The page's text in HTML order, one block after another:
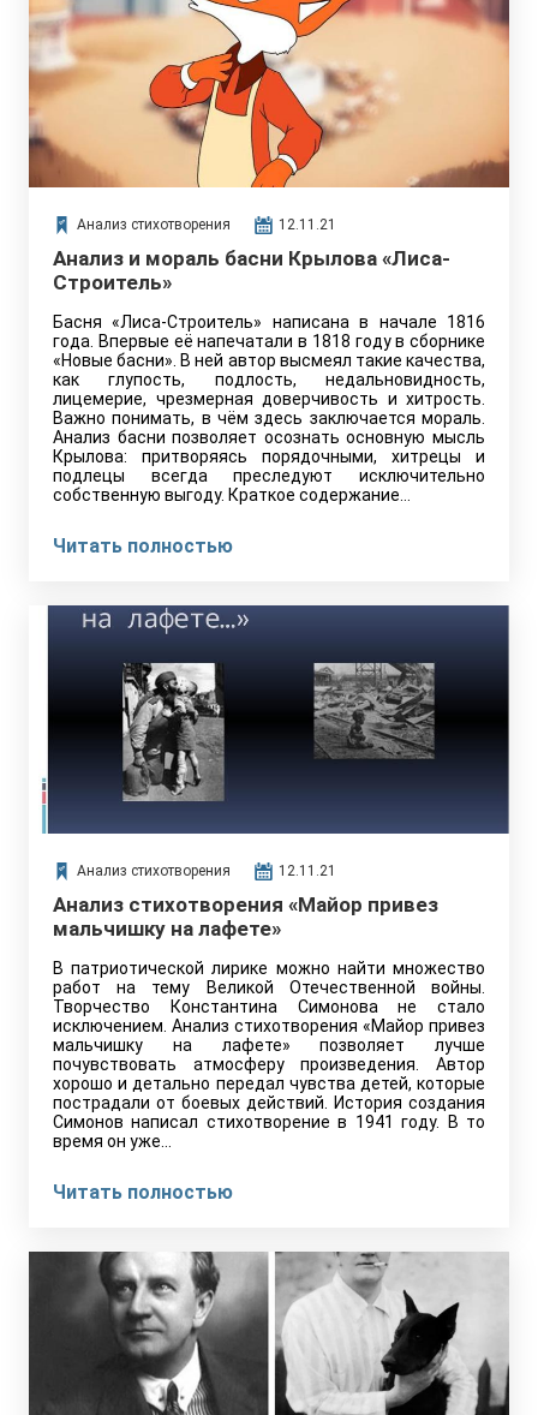
Анализ стихотворения 12.11.21
Анализ и мораль басни Крылова «Лиса-
Строитель»
Басня «Лиса-Строитель» написана в начале 1816
года. Впервые её напечатали в 1818 году в сборнике
«Новые басни». В ней автор высмеял такие качества,
как глупость, подлость, недальновидность,
лицемерие, чрезмерная доверчивость и хитрость.
Важно понимать, в чём здесь заключается мораль.
Анализ басни позволяет осознать основную мысль
Крылова: притворяясь порядочными, хитрецы и
подлецы всегда преследуют исключительно
собственную выгоду. Краткое содержание…
Читать полностью
Анализ стихотворения 12.11.21
Анализ стихотворения «Майор привез
мальчишку на лафете»
В патриотической лирике можно найти множество
работ на тему Великой Отечественной войны.
Творчество Константина Симонова не стало
исключением. Анализ стихотворения «Майор привез
мальчишку на лафете» позволяет лучше
почувствовать атмосферу произведения. Автор
хорошо и детально передал чувства детей, которые
пострадали от боевых действий. История создания
Симонов написал стихотворение в 1941 году. В то
время он уже…
Читать полностью